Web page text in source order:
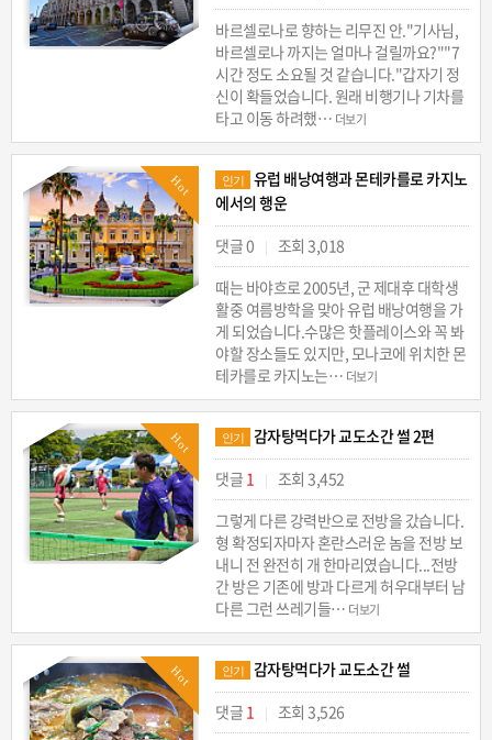
바르셀로나로 향하는 리무진 안."기사님,
바르셀로나 까지는 얼마나 걸릴까요?""7
시간 정도 소요될 것 같습니다."갑자기 정
신이 확들었습니다. 원래 비행기나 기차를
타고 이동 하려했… 더보기
Hot 인기
유럽 배낭여행과 몬테카를로 카지노
에서의 행운
댓글 0
|
조회 3,018
때는 바야흐로 2005년, 군 제대후 대학생
활중 여름방학을 맞아 유럽 배낭여행을 가
게 되었습니다.수많은 핫플레이스와 꼭 봐
야할 장소들도 있지만, 모나코에 위치한 몬
테카를로 카지노는… 더보기
Hot 인기
감자탕먹다가 교도소간 썰 2편
댓글 1 |
조회 3,452
그렇게 다른 강력반으로 전방을 갔습니다.
형 확정되자마자 혼란스러운 놈을 전방 보
내니 전 완전히 개 한마리였습니다...전방
간 방은 기존에 방과 다르게 허우대부터 남
다른 그런 쓰레기들… 더보기
Hot 인기
감자탕먹다가 교도소간 썰
댓글 1 |
조회 3,526